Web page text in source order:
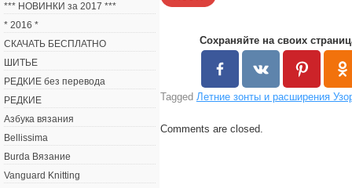
Сохраняйте на своих
Tagged Летние зонты и расширения
Comments are closed.
*** НОВИНКИ за 2017 ***
* 2016 *
СКАЧАТЬ БЕСПЛАТНО
ШИТЬЕ
РЕДКИЕ без перевода
РЕДКИЕ
Азбука вязания
Bellissima
Burda Вязание
Vanguard Knitting